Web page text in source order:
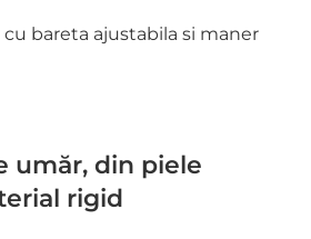
umăr, din piele
rigid